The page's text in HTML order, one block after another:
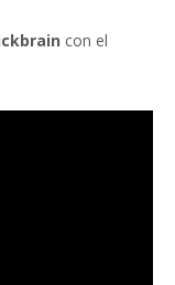
con el